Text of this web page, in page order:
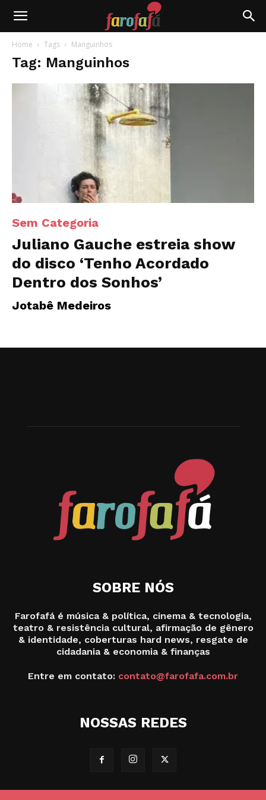
Farofafá
Home Tags Manguinhos
Tag: Manguinhos
Sem Categoria
Juliano Gauche estreia show
do disco ‘Tenho Acordado
Dentro dos Sonhos’
Jotabê Medeiros
SOBRE NÓS
Farofafá é música & política, cinema & tecnologia,
teatro & resistência cultural, afirmação de gênero
& identidade, coberturas hard news, resgate de
cidadania & economia & finanças
Entre em contato: contato@farofafa.com.br
NOSSAS REDES